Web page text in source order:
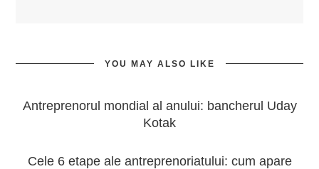
YOU MAY ALSO LIKE
Antreprenorul mondial al anului: bancherul Uday
Kotak
Cele 6 etape ale antreprenoriatului: cum apare